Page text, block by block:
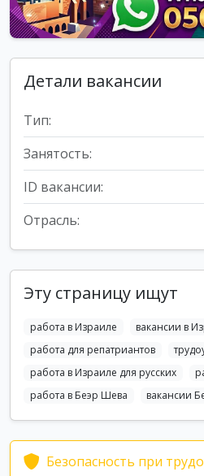
Детали вакансии
Тип:
Занятость:
ID вакансии:
Отрасль:
Эту страницу ищут
работа в Израиле
вакансии в
работа для репатриантов
работа в Израиле для русских
работа в Беэр Шева
вакансии
Безопасность при